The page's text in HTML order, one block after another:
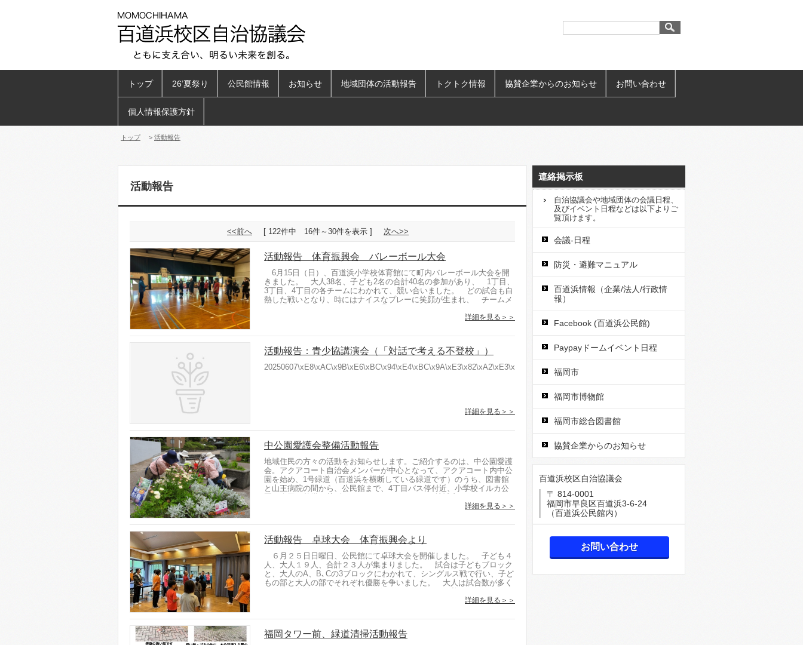
トップ 26’夏祭り 公民館情報 お知らせ 地域団体の活動報告 トクトク情報 協賛企業からのお知らせ お問い合わせ
個人情報保護方針
トップ > 活動報告
活動報告
<<前へ [ 122件中 16件～30件を表示 ] 次へ>>
活動報告 体育振興会 バレーボール大会
6月15日（日）、百道浜小学校体育館にて町内バレーボール大会を開
きました。 大人38名、子ども2名の合計40名の参加があり、 1丁目、
3丁目、4丁目の各チームにわかれて、競い合いました。 どの試合も白
熱した戦いとなり、時にはナイスなプレーに笑顔が生まれ、 チームメ
詳細を見る＞＞
活動報告：青少協講演会（「対話で考える不登校」）
詳細を見る＞＞
中公園愛護会整備活動報告
地域住民の方々の活動をお知らせします。ご紹介するのは、中公園愛護
会。アクアコート自治会メンバーが中心となって、アクアコート内中公
園を始め、1号緑道（百道浜を横断している緑道です）のうち、図書館
と山王病院の間から、公民館まで、4丁目バス停付近、小学校イルカ公
詳細を見る＞＞
活動報告 卓球大会 体育振興会より
６月２５日日曜日、公民館にて卓球大会を開催しました。 子ども４
人、大人１９人、合計２３人が集まりました。 試合は子どもブロック
と、大人のA、B､Cの3ブロックにわかれて、シングルス戦で行い、子ど
もの部と大人の部でそれぞれ優勝を争いました。 大人は試合数が多く
詳細を見る＞＞
福岡タワー前、緑道清掃活動報告
連絡掲示板
自治協議会や地域団体の会議日程、
及びイベント日程などは以下よりご
覧頂けます。
会議-日程
防災・避難マニュアル
百道浜情報（企業/法人/行政情
報）
Facebook (百道浜公民館)
Paypayドームイベント日程
福岡市
福岡市博物館
福岡市総合図書館
協賛企業からのお知らせ
百道浜校区自治協議会
〒 814-0001
福岡市早良区百道浜3-6-24
（百道浜公民館内）
お問い合わせ